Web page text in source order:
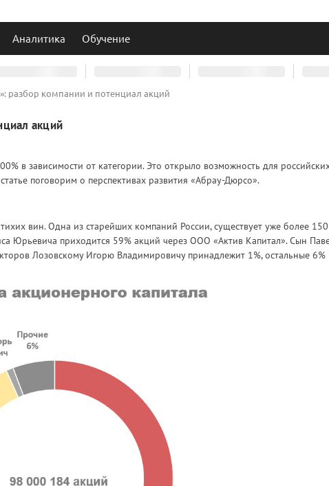
Аналитика Обучение
разбор компании и потенциал акций
акций
в зависимости от категории. Это открыло возможность для
поговорим о перспективах развития «Абрау-Дюрсо».
вин. Одна из старейших компаний России, существует уже более 150
Юрьевича приходится 59% акций через ООО «Актив Капитал». Сын
Лозовскому Игорю Владимировичу принадлежит 1%, остальные 6%